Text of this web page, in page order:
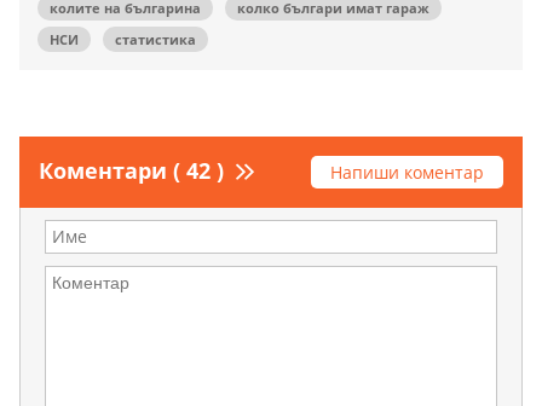
колите на българина
колко българи имат гараж
НСИ
статистика
Коментари ( 42 ) Напиши коментар